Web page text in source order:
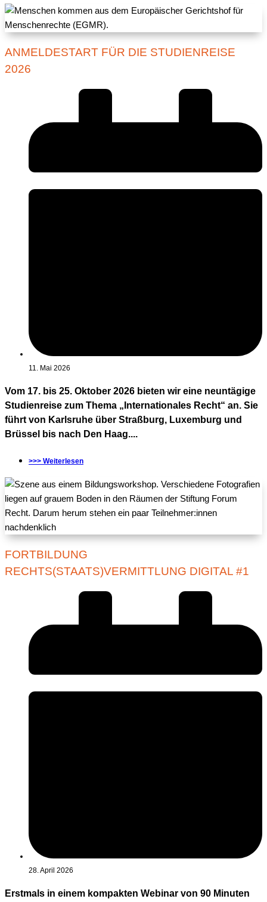
ANMELDESTART FÜR DIE STUDIENREISE
2026
11. Mai 2026
Vom 17. bis 25. Oktober 2026 bieten wir eine neuntägige
Studienreise zum Thema „Internationales Recht“ an. Sie
führt von Karlsruhe über Straßburg, Luxemburg und
Brüssel bis nach Den Haag....
>>> Weiterlesen
FORTBILDUNG
RECHTS(STAATS)VERMITTLUNG DIGITAL #1
28. April 2026
Erstmals in einem kompakten Webinar von 90 Minuten